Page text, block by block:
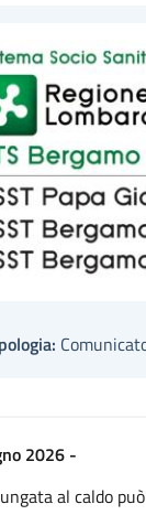
2026 -
al caldo